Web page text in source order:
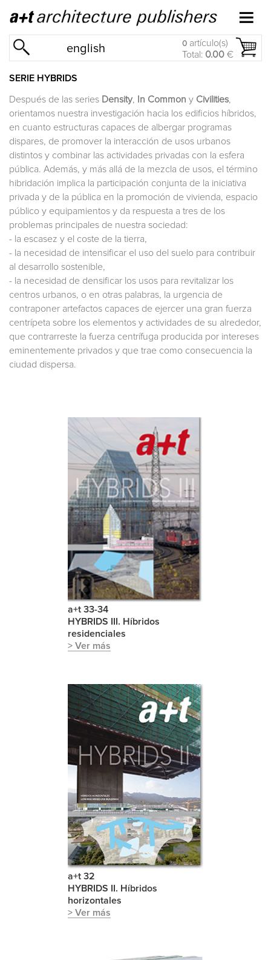
english 0 artículo(s)
Total: 0.00 €
SERIE HYBRIDS
Después de las series Density, In Common y Civilities,
orientamos nuestra investigación hacia los edificios híbridos,
en cuanto estructuras capaces de albergar programas
dispares, de promover la interacción de usos urbanos
distintos y combinar las actividades privadas con la esfera
pública. Además, y más allá de la mezcla de usos, el término
hibridación implica la participación conjunta de la iniciativa
privada y de la pública en la promoción de vivienda, espacio
público y equipamientos y da respuesta a tres de los
problemas principales de nuestra sociedad:
- la escasez y el coste de la tierra,
- la necesidad de intensificar el uso del suelo para contribuir
al desarrollo sostenible,
- la necesidad de densificar los usos para revitalizar los
centros urbanos, o en otras palabras, la urgencia de
contraponer artefactos capaces de ejercer una gran fuerza
centrípeta sobre los elementos y actividades de su alrededor,
que contrarreste la fuerza centrífuga producida por intereses
eminentemente privados y que trae como consecuencia la
ciudad dispersa.
a+t 33-34
HYBRIDS III. Híbridos
residenciales
> Ver más
a+t 32
HYBRIDS II. Híbridos
horizontales
> Ver más